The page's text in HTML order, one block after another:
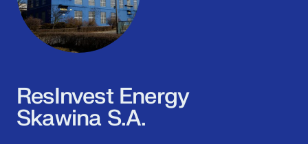
ResInvest Energy
Skawina S.A.